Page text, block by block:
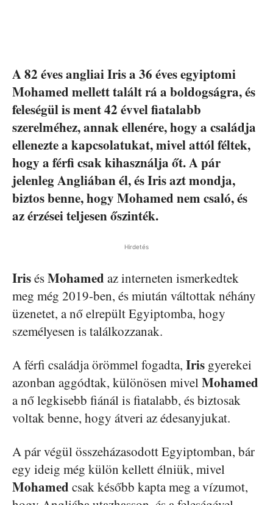
A 82 éves angliai Iris a 36 éves egyiptomi
Mohamed mellett talált rá a boldogságra, és
feleségül is ment 42 évvel fiatalabb
szerelméhez, annak ellenére, hogy a családja
ellenezte a kapcsolatukat, mivel attól féltek,
hogy a férfi csak kihasználja őt. A pár
jelenleg Angliában él, és Iris azt mondja,
biztos benne, hogy Mohamed nem csaló, és
az érzései teljesen őszinték.
Hirdetés
IrisésMohamed az interneten ismerkedtek
meg még 2019-ben, és miután váltottak néhány
üzenetet, a nő elrepült Egyiptomba, hogy
személyesen is találkozzanak.
A férfi családja örömmel fogadta, Iris gyerekei
azonban aggódtak, különösen mivelMohamed
a nő legkisebb fiánál is fiatalabb, és biztosak
voltak benne, hogy átveri az édesanyjukat.
A pár végül összeházasodott Egyiptomban, bár
egy ideig még külön kellett élniük, mivel
Mohamed csak később kapta meg a vízumot,